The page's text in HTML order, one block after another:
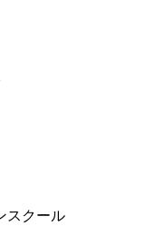
3分
スクール